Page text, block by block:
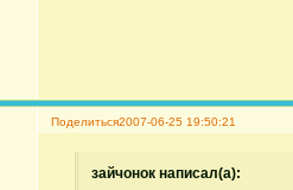
Поделиться2007-06-25 19:50:21
зайчонок написал(а):